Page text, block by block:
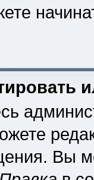
Вы